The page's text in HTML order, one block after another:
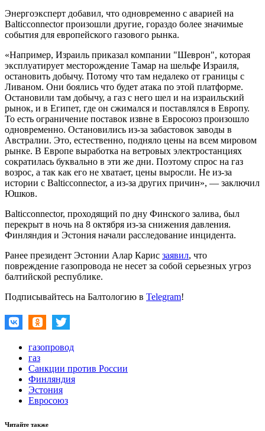
Энергоэксперт добавил, что одновременно с аварией на
Balticconnector произошли другие, гораздо более значимые
события для европейского газового рынка.
«Например, Израиль приказал компании "Шеврон", которая
эксплуатирует месторождение Тамар на шельфе Израиля,
остановить добычу. Потому что там недалеко от границы с
Ливаном. Они боялись что будет атака по этой платформе.
Остановили там добычу, а газ с него шел и на израильский
рынок, и в Египет, где он сжимался и поставлялся в Европу.
То есть ограничение поставок извне в Евросоюз произошло
одновременно. Остановились из-за забастовок заводы в
Австралии. Это, естественно, подняло цены на всем мировом
рынке. В Европе выработка на ветровых электростанциях
сократилась буквально в эти же дни. Поэтому спрос на газ
возрос, а так как его не хватает, цены выросли. Не из-за
истории с Balticconnector, а из-за других причин», — заключил
Юшков.
Balticconnector, проходящий по дну Финского залива, был
перекрыт в ночь на 8 октября из-за снижения давления.
Финляндия и Эстония начали расследование инцидента.
Ранее президент Эстонии Алар Карис заявил, что
повреждение газопровода не несет за собой серьезных угроз
балтийской республике.
Подписывайтесь на Балтологию в Telegram!
газопровод
газ
Санкции против России
Финляндия
Эстония
Евросоюз
Читайте также